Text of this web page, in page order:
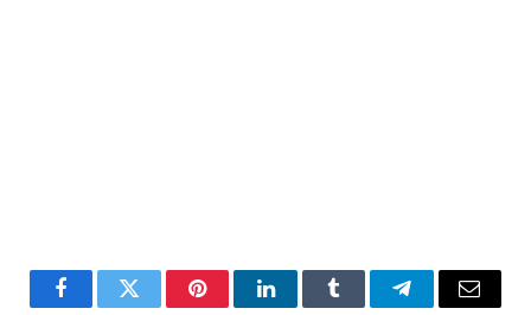
FacebookTwitter PinterestLinkedInTumblr TelegramEmail